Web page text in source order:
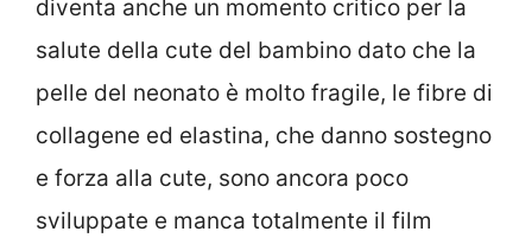
diventa anche un momento critico per la
salute della cute del bambino dato che la
pelle del neonato è molto fragile, le fibre di
collagene ed elastina, che danno sostegno
e forza alla cute, sono ancora poco
sviluppate e manca totalmente il film